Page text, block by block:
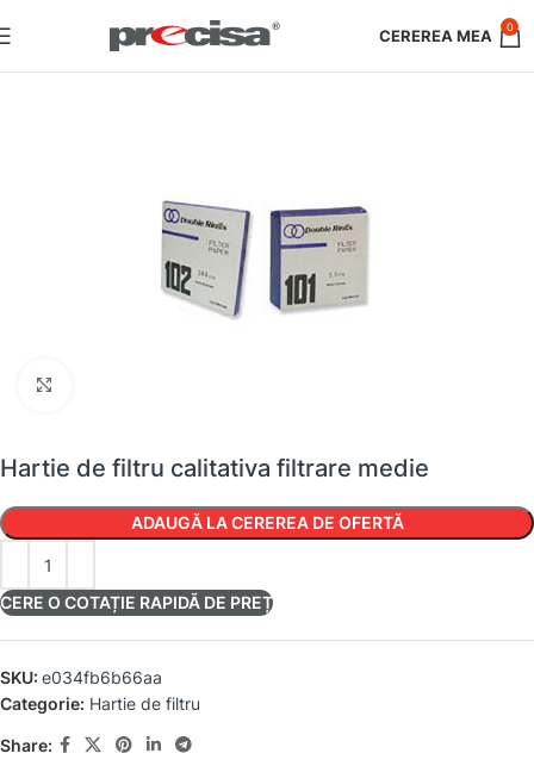
0
Hartie de filtru calitativa filtrare medie
ADAUGĂ LA CEREREA DE OFERTĂ
CERE O COTAȚIE RAPIDĂ DE PREȚ
SKU: e034fb6b66aa
Categorie: Hartie de filtru
Share: